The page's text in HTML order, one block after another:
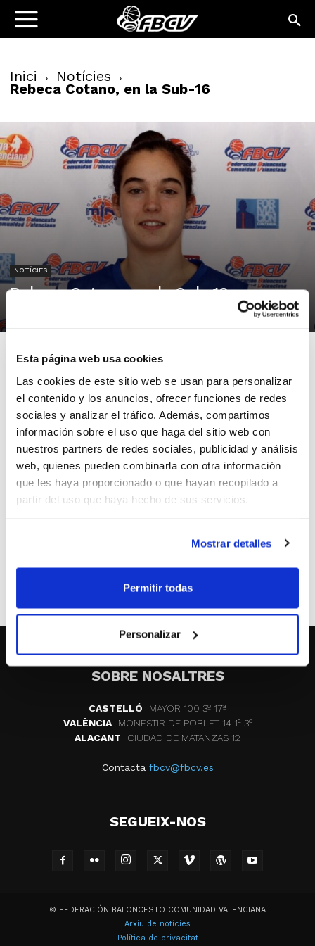
Esta página web usa cookies
Las cookies de este sitio web se usan para personalizar
el contenido y los anuncios, ofrecer funciones de redes
sociales y analizar el tráfico. Además, compartimos
información sobre el uso que haga del sitio web con
nuestros partners de redes sociales, publicidad y análisis
web, quienes pueden combinarla con otra información
que les haya proporcionado o que hayan recopilado a
partir del uso que haya hecho de sus servicios.
Mostrar detalles
Permitir todas
Personalizar
Inici Notícies
Rebeca Cotano, en la Sub-16
NOTÍCIES
Rebeca Cotano, en la Sub-16
La jugadora del Ros Casares Valencia y de la Selección
Cadete de la Comunidad Valenciana, Rebeca Cotano,
está incluida en la Pre-selección Nacional Sub-16, que
se concentrará durante la Semana Santa para disputar
posteriormente el Torneo Internacional Le Poinnconet.
En el Torneo, España se medirá a las selecciones de
SOBRE NOSALTRES
CASTELLÓ
MAYOR 100 3º 17ª
VALÈNCIA
MONESTIR DE POBLET 14 1ª 3º
ALACANT
CIUDAD DE MATANZAS 12
Contacta fbcv@fbcv.es
SEGUEIX-NOS
© FEDERACIÓN BALONCESTO COMUNIDAD VALENCIANA
Arxiu de notícies
Política de privacitat